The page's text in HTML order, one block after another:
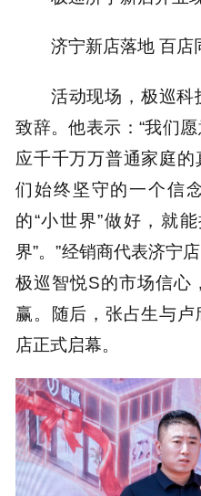
济宁新店落地 百店
活动现场，极巡科
致辞。他表示：“我们
应千千万万普通家庭
们始终坚守的一个信
的“小世界”做好，就
界”。”经销商代表济宁
极巡智悦S的市场信心
赢。随后，张占生与
店正式启幕。